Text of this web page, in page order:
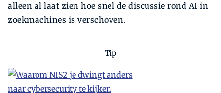
alleen al laat zien hoe snel de discussie rond AI in
zoekmachines is verschoven.
Tip